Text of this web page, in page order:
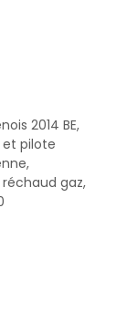
2014 BE,
et pilote
gaz,